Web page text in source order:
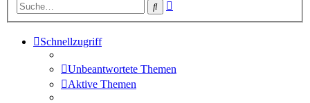
Suche
Schnellzugriff
Unbeantwortete Themen
Aktive Themen